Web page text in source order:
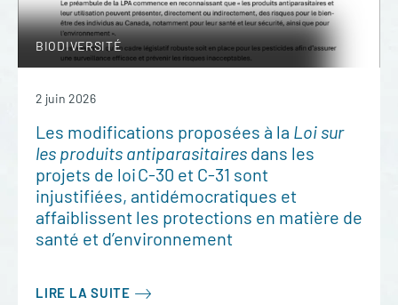
BIODIVERSITÉ
2 juin 2026
Les modifications proposées à la Loi sur
les produits antiparasitaires dans les
projets de loi C-30 et C-31 sont
injustifiées, antidémocratiques et
affaiblissent les protections en matière de
santé et d’environnement
LIRE LA SUITE